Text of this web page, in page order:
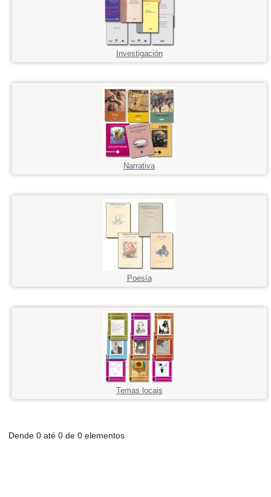
Investigación
Narrativa
Poesía
Temas locais
Dende 0 até 0 de 0 elementos